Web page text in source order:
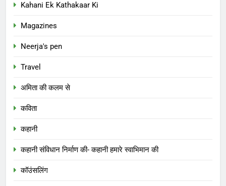
Kahani Ek Kathakaar Ki
Magazines
Neerja's pen
Travel
अमिता की कलम से
कविता
कहानी
कहानी संविधान निर्माण की- कहानी हमारे स्वाभिमान की
कॉउंसलिंग